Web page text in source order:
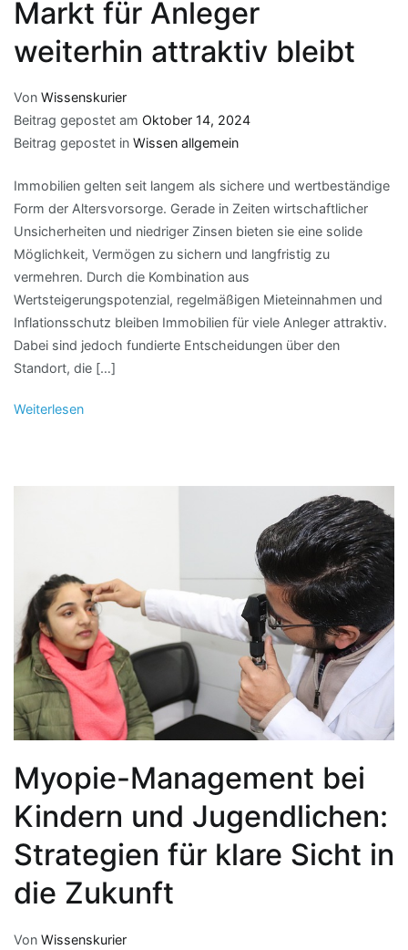
Markt für Anleger
weiterhin attraktiv bleibt
Von Wissenskurier
Beitrag gepostet am Oktober 14, 2024
Beitrag gepostet in Wissen allgemein
Immobilien gelten seit langem als sichere und wertbeständige
Form der Altersvorsorge. Gerade in Zeiten wirtschaftlicher
Unsicherheiten und niedriger Zinsen bieten sie eine solide
Möglichkeit, Vermögen zu sichern und langfristig zu
vermehren. Durch die Kombination aus
Wertsteigerungspotenzial, regelmäßigen Mieteinnahmen und
Inflationsschutz bleiben Immobilien für viele Anleger attraktiv.
Dabei sind jedoch fundierte Entscheidungen über den
Standort, die […]
Weiterlesen
Myopie-Management bei
Kindern und Jugendlichen:
Strategien für klare Sicht in
die Zukunft
Von Wissenskurier